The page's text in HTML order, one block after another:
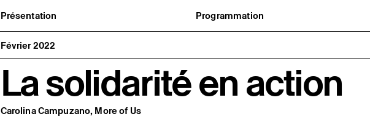
Présentation Programmation
À propos
Équipe et gouvernance
Partenaires et réseaux
Formation professionnelle
Adhérer / nous soutenir
Rapports d'activité
Informations pratiques
Agenda : en cours et à venir
Programmation éditoriale
Publics associés
Les Nouveaux Commanditaires
Février 2022
La solidarité en action
Carolina Campuzano, More of Us